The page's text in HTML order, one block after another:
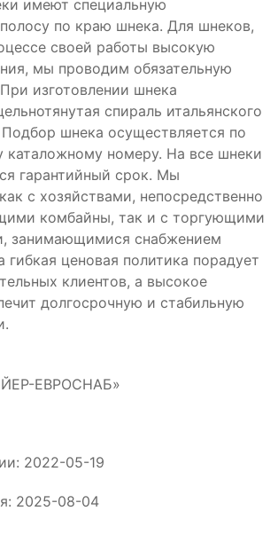
имеют специальную
по краю шнека. Для шнеков,
своей работы высокую
мы проводим обязательную
изготовлении шнека
спираль итальянского
шнека осуществляется по
каталожному номеру. На все шнеки
гарантийный срок. Мы
с хозяйствами, непосредственно
комбайны, так и с торгующими
занимающимися снабжением
гибкая ценовая политика порадует
клиентов, а высокое
долгосрочную и стабильную
ЕВРОСНАБ»
2022-05-19
2025-08-04